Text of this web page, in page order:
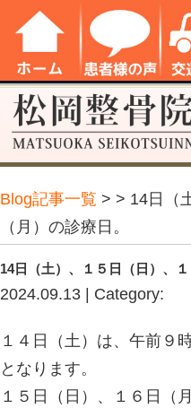
Blog記事一覧> >
（月）の診療日。
14日（土）、１５日